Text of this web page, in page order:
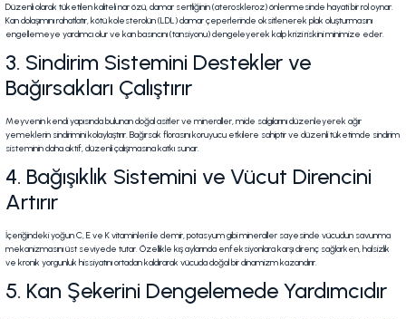
Düzenli olarak tüketilen kaliteli nar özü, damar sertliğinin (ateroskleroz) önlenmesinde hayati bir rol oynar.
Kan dolaşımını rahatlatır, kötü kolesterolün (LDL) damar çeperlerinde oksitlenerek plak oluşturmasını
engellemeye yardımcı olur ve kan basıncını (tansiyonu) dengeleyerek kalp krizi riskini minimize eder.
3. Sindirim Sistemini Destekler ve
Bağırsakları Çalıştırır
Meyvenin kendi yapısında bulunan doğal asitler ve mineraller, mide salgılarını düzenleyerek ağır
yemeklerin sindirimini kolaylaştırır. Bağırsak florasını koruyucu etkilere sahiptir ve düzenli tüketimde sindirim
sisteminin daha aktif, düzenli çalışmasına katkı sunar.
4. Bağışıklık Sistemini ve Vücut Direncini
Artırır
İçeriğindeki yoğun C, E ve K vitaminleri ile demir, potasyum gibi mineraller sayesinde vücudun savunma
mekanizmasını üst seviyede tutar. Özellikle kış aylarında enfeksiyonlara karşı direnç sağlarken, halsizlik
ve kronik yorgunluk hissiyatını ortadan kaldırarak vücuda doğal bir dinamizm kazandırır.
5. Kan Şekerini Dengelemede Yardımcıdır